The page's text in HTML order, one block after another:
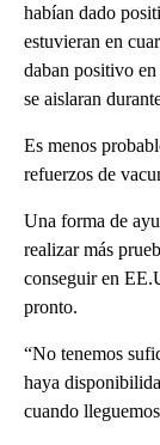
habían dado
estuvieran en
daban positivo en
se aislaran
Es menos
refuerzos de
Una forma de
realizar más
conseguir en
pronto.
“No tenemos
haya
cuando